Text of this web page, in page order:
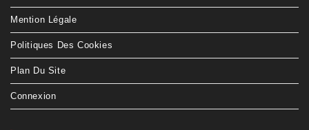
Mention Légale
Politiques Des Cookies
Plan Du Site
Connexion